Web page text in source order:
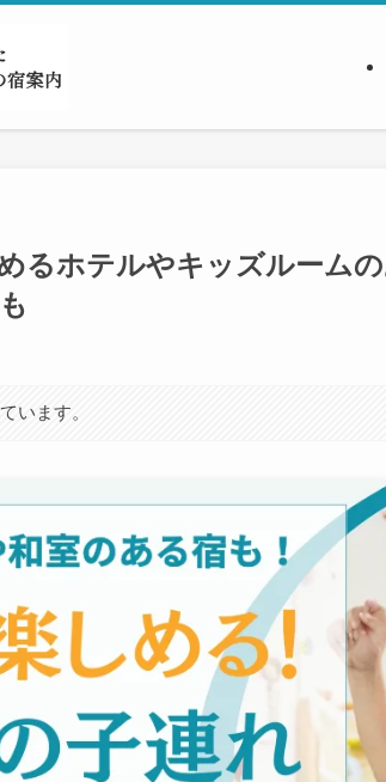
るホテルやキッズルーム
います。